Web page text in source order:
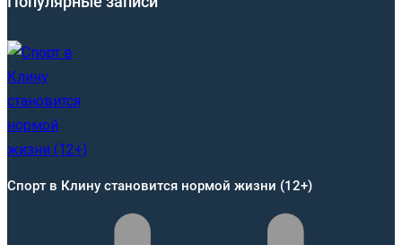
Спорт в Клину становится нормой жизни (12+)